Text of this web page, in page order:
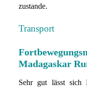
zustande.
Transport
Madagaskar
Sehr gut lässt sich